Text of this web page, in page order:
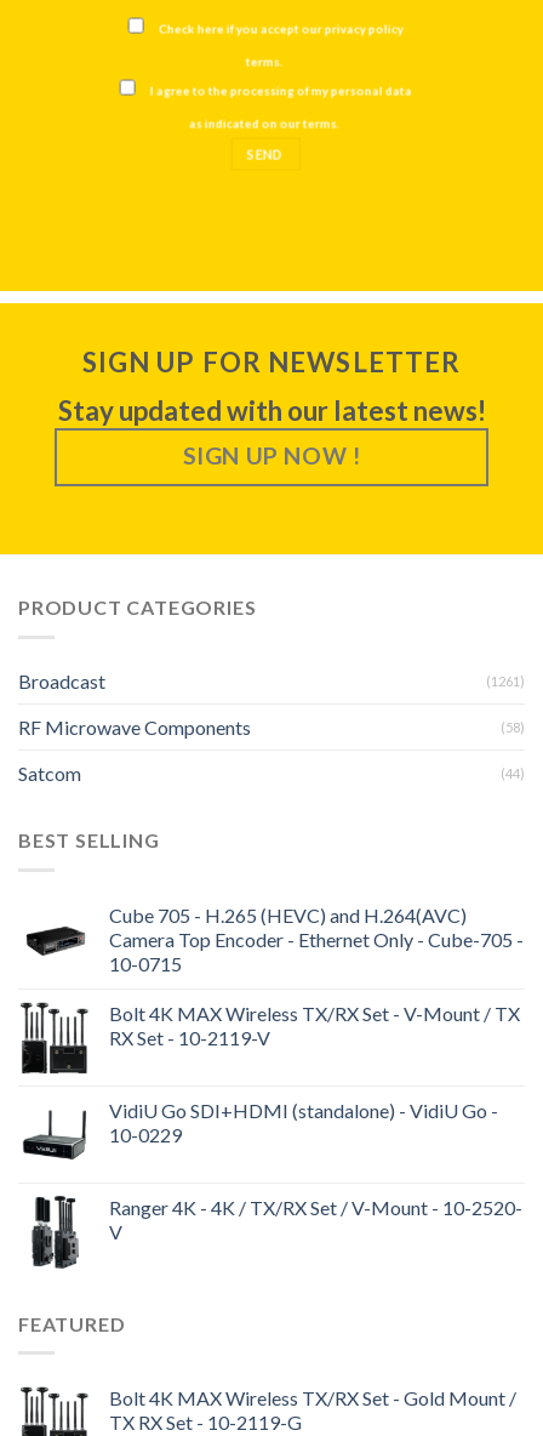
Check here if you accept ourprivacy policy
terms.
I agree to the processing of my personal data
as indicated on ourterms.
SIGN UP FOR NEWSLETTER
Stay updated with our latest news!
SIGN UP NOW !
PRODUCT CATEGORIES
Broadcast (1261)
RF Microwave Components (58)
Satcom (44)
BEST SELLING
Cube 705 - H.265 (HEVC) and H.264(AVC)
Camera Top Encoder - Ethernet Only - Cube-705 -
10-0715
Bolt 4K MAX Wireless TX/RX Set - V-Mount / TX
RX Set - 10-2119-V
VidiU Go SDI+HDMI (standalone) - VidiU Go -
10-0229
Ranger 4K - 4K / TX/RX Set / V-Mount - 10-2520-
V
FEATURED
Bolt 4K MAX Wireless TX/RX Set - Gold Mount /
TX RX Set - 10-2119-G